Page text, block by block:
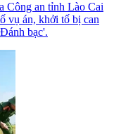
Công an tỉnh Lào Cai
vụ án, khởi tố bị can
bạc'.